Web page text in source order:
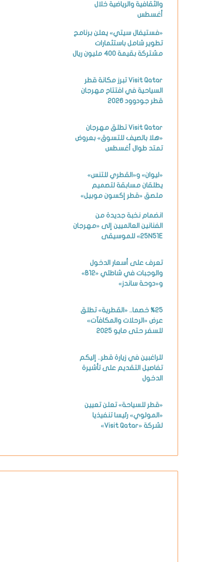
والثقافية والرياضية خلال
أغسطس
«فستيفال سيتي» يعلن برنامج
تطوير شامل باستثمارات
مشتركة بقيمة 400 مليون ريال
Visit Qatar تبرز مكانة قطر
السياحية في افتتاح مهرجان
قطر جودوود 2026
Visit Qatar تطلق مهرجان
«هلا بالصيف للتسوق» بعروض
تمتد طوال أغسطس
«ليوان» و«القطري للتنس»
يطلقان مسابقة لتصميم
ملصق «قطر إكسون موبيل»
انضمام نخبة جديدة من
الفنانين العالميين إلى «مهرجان
25N51E» للموسيقى
تعرف على أسعار الدخول
والوجبات في شاطئي «B12»
و«دوحة ساندز»
%25 خصما.. «القطرية» تطلق
عرض «الرحلات والمكافآت»
للسفر حتى مايو 2025
للراغبين في زيارة قطر.. إليكم
تفاصيل التقديم على تأشيرة
الدخول
«قطر للسياحة» تعلن تعيين
«المولوي» رئيسا تنفيذيا
لشركة «Visit Qatar»